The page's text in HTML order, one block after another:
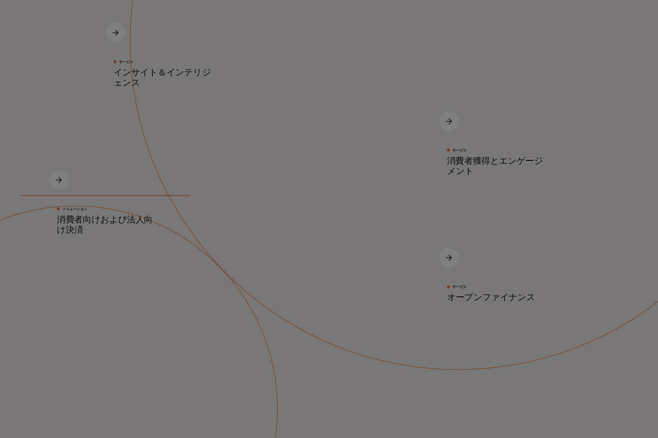
サービス
インサイト＆インテリジ
ェンス
ソリューション
消費者向けおよび法人向
け決済
サービス
消費者獲得とエンゲージ
メント
サービス
オープンファイナンス